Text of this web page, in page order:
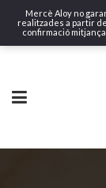
Mercè Aloy no
realitzades a partir
confirmació